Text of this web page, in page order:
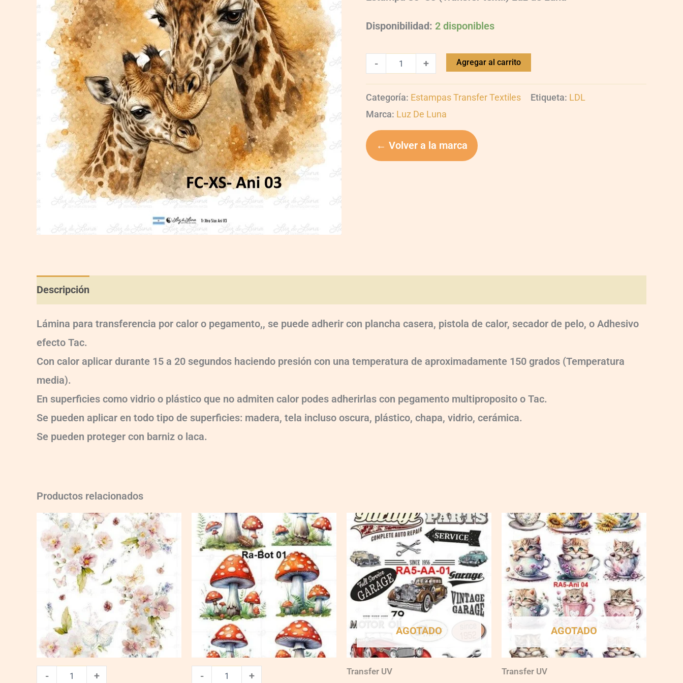
Disponibilidad: 2 disponibles
- + Agregar al carrito
Categoría: Estampas Transfer Textiles Etiqueta: LDL
Marca: Luz De Luna
← Volver a la marca
Descripción
Lámina para transferencia por calor o pegamento,, se puede adherir con plancha casera, pistola de calor, secador de pelo, o Adhesivo
efecto Tac.
Con calor aplicar durante 15 a 20 segundos haciendo presión con una temperatura de aproximadamente 150 grados (Temperatura
media).
En superficies como vidrio o plástico que no admiten calor podes adherirlas con pegamento multiproposito o Tac.
Se pueden aplicar en todo tipo de superficies: madera, tela incluso oscura, plástico, chapa, vidrio, cerámica.
Se pueden proteger con barniz o laca.
Productos relacionados
A5-
Bot-
04
quantity
- +
A5-
Tr-
Bot-
- +
AGOTADO
Transfer UV
AGOTADO
Transfer UV